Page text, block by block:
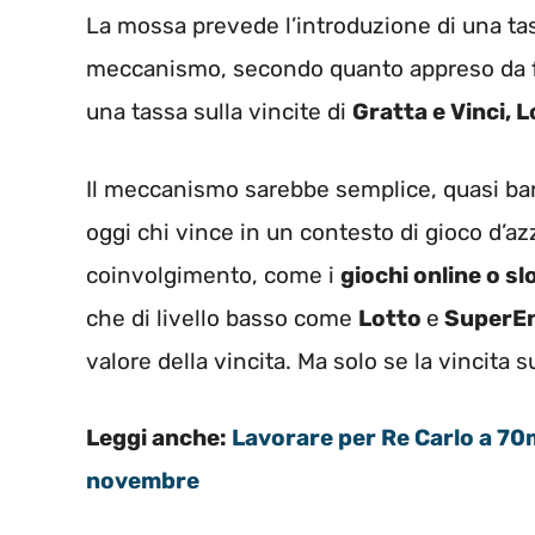
La mossa prevede l’introduzione di una
meccanismo, secondo quanto appreso
una tassa sulla vincite di Gratta e Vinci,
Il meccanismo sarebbe semplice, quasi
oggi chi vince in un contesto di gioco
coinvolgimento, come i giochi online o
che di livello basso come Lotto e
valore della vincita. Ma solo se la vincita
Leggi anche: Lavorare per Re Carlo a
novembre